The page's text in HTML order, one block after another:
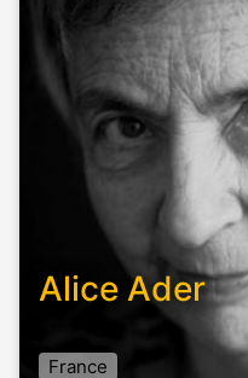
Alice Ader
France